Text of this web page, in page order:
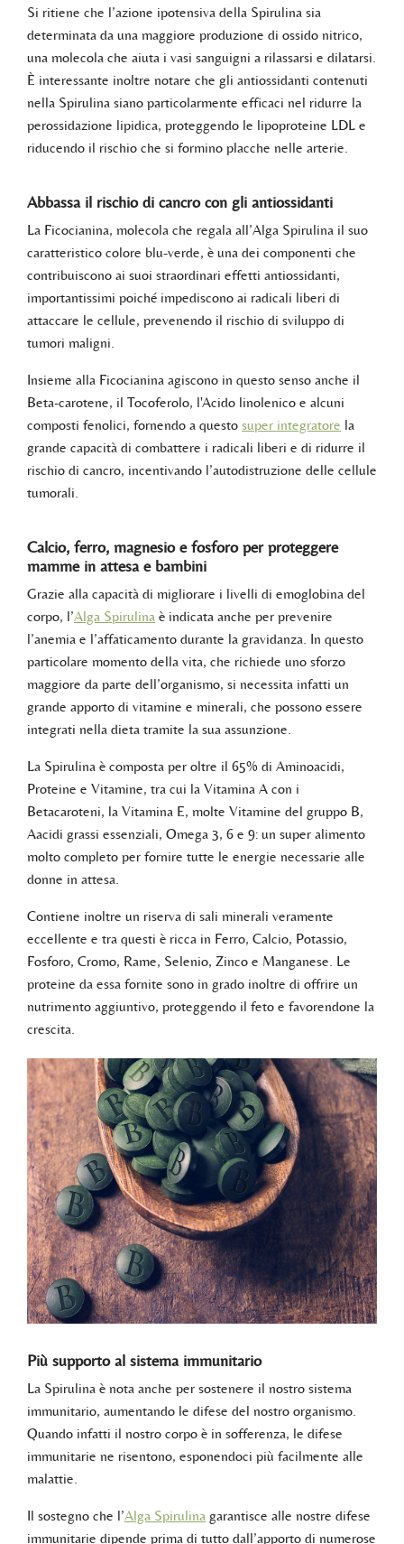
Si ritiene che l’azione ipotensiva della Spirulina sia
determinata da una maggiore produzione di ossido nitrico,
una molecola che aiuta i vasi sanguigni a rilassarsi e dilatarsi.
È interessante inoltre notare che gli antiossidanti contenuti
nella Spirulina siano particolarmente efficaci nel ridurre la
perossidazione lipidica, proteggendo le lipoproteine LDL e
riducendo il rischio che si formino placche nelle arterie.
Abbassa il rischio di cancro con gli antiossidanti
La Ficocianina, molecola che regala all’Alga Spirulina il suo
caratteristico colore blu-verde, è una dei componenti che
contribuiscono ai suoi straordinari effetti antiossidanti,
importantissimi poiché impediscono ai radicali liberi di
attaccare le cellule, prevenendo il rischio di sviluppo di
tumori maligni.
Insieme alla Ficocianina agiscono in questo senso anche il
Beta-carotene, il Tocoferolo, l'Acido linolenico e alcuni
composti fenolici, fornendo a questo super integratore la
grande capacità di combattere i radicali liberi e di ridurre il
rischio di cancro, incentivando l’autodistruzione delle cellule
tumorali.
Calcio, ferro, magnesio e fosforo per proteggere
mamme in attesa e bambini
Grazie alla capacità di migliorare i livelli di emoglobina del
corpo, l’Alga Spirulina è indicata anche per prevenire
l’anemia e l’affaticamento durante la gravidanza. In questo
particolare momento della vita, che richiede uno sforzo
maggiore da parte dell’organismo, si necessita infatti un
grande apporto di vitamine e minerali, che possono essere
integrati nella dieta tramite la sua assunzione.
La Spirulina è composta per oltre il 65% di Aminoacidi,
Proteine e Vitamine, tra cui la Vitamina A con i
Betacaroteni, la Vitamina E, molte Vitamine del gruppo B,
Aacidi grassi essenziali, Omega 3, 6 e 9: un super alimento
molto completo per fornire tutte le energie necessarie alle
donne in attesa.
Contiene inoltre un riserva di sali minerali veramente
eccellente e tra questi è ricca in Ferro, Calcio, Potassio,
Fosforo, Cromo, Rame, Selenio, Zinco e Manganese. Le
proteine da essa fornite sono in grado inoltre di offrire un
nutrimento aggiuntivo, proteggendo il feto e favorendone la
crescita.
Più supporto al sistema immunitario
La Spirulina è nota anche per sostenere il nostro sistema
immunitario, aumentando le difese del nostro organismo.
Quando infatti il nostro corpo è in sofferenza, le difese
immunitarie ne risentono, esponendoci più facilmente alle
malattie.
Il sostegno che l’Alga Spirulina garantisce alle nostre difese
immunitarie dipende prima di tutto dall’apporto di numerose